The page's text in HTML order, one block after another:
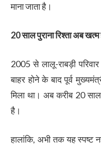
माना जाता है।
20 साल पुराना रिश्ता अब
2005 से लालू-राबड़ी
बाहर होने के बाद पूर्व
मिला था। अब करीब 20 साल
है।
हालांकि, अभी तक यह स्पष्ट